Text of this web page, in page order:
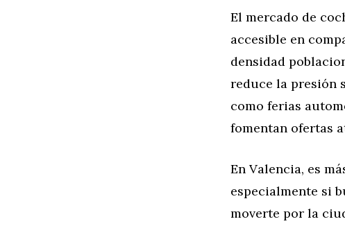
El mercado de
accesible en
densidad
reduce la presión
como ferias
fomentan ofertas
En Valencia, es
especialmente si
moverte por la